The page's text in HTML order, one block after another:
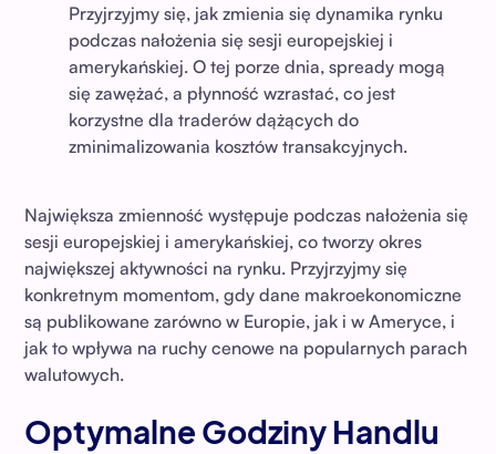
Przyjrzyjmy się, jak zmienia się dynamika rynku
podczas nałożenia się sesji europejskiej i
amerykańskiej. O tej porze dnia, spready mogą
się zawężać, a płynność wzrastać, co jest
korzystne dla traderów dążących do
zminimalizowania kosztów transakcyjnych.
Największa zmienność występuje podczas nałożenia się
sesji europejskiej i amerykańskiej, co tworzy okres
największej aktywności na rynku. Przyjrzyjmy się
konkretnym momentom, gdy dane makroekonomiczne
są publikowane zarówno w Europie, jak i w Ameryce, i
jak to wpływa na ruchy cenowe na popularnych parach
walutowych.
Optymalne Godziny Handlu